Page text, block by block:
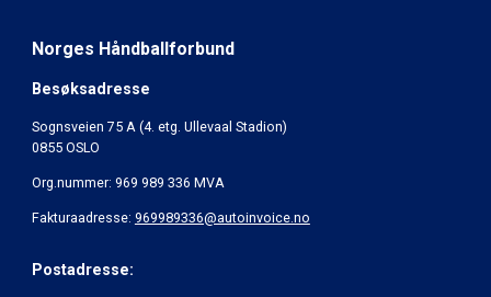
Norges Håndballforbund
Besøksadresse
Sognsveien 75 A (4. etg. Ullevaal Stadion)
0855 OSLO
Org.nummer: 969 989 336 MVA
Fakturaadresse: 969989336@autoinvoice.no
Postadresse: